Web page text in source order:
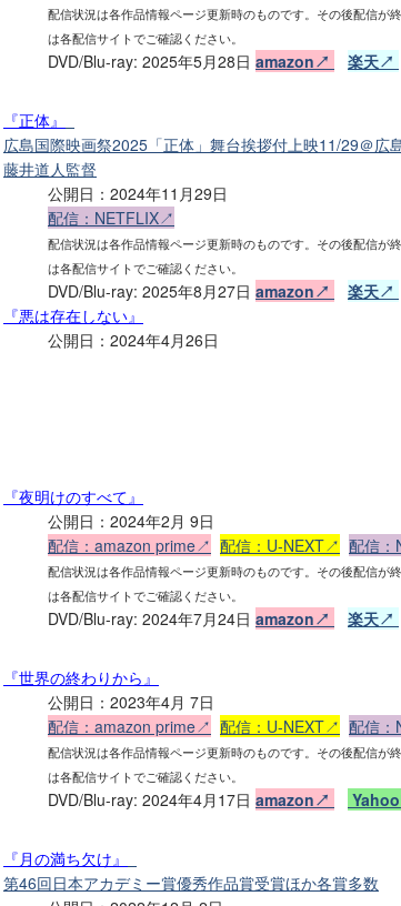
配信状況は各作品情報ページ更新時のものです。その後配信が
は各配信サイトでご確認ください。
DVD/Blu-ray: 2025年5月28日 amazon↗ 楽天↗
『正体』
広島国際映画祭2025「正体」舞台挨拶付上映11/29＠広
藤井道人監督
公開日：2024年11月29日
配信：NETFLIX↗
配信状況は各作品情報ページ更新時のものです。その後配信が
は各配信サイトでご確認ください。
DVD/Blu-ray: 2025年8月27日 amazon↗ 楽天↗
『悪は存在しない』
公開日：2024年4月26日
『夜明けのすべて』
公開日：2024年2月 9日
配信：amazon prime↗ 配信：U-NEXT↗ 配信
配信状況は各作品情報ページ更新時のものです。その後配信が
は各配信サイトでご確認ください。
DVD/Blu-ray: 2024年7月24日 amazon↗ 楽天↗
『世界の終わりから』
公開日：2023年4月 7日
配信：amazon prime↗ 配信：U-NEXT↗ 配信
配信状況は各作品情報ページ更新時のものです。その後配信が
は各配信サイトでご確認ください。
DVD/Blu-ray: 2024年4月17日 amazon↗
『月の満ち欠け』
第46回日本アカデミー賞優秀作品賞受賞ほか各賞多数